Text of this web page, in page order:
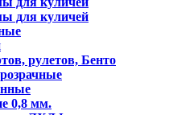
для куличей
рулетов, Бенто
0,8 мм.